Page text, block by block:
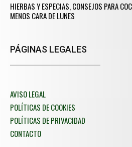
HIERBAS Y ESPECIAS, CONSEJOS PARA
MENOS CARA DE LUNES
PÁGINAS LEGALES
AVISO LEGAL
POLÍTICAS DE COOKIES
POLÍTICAS DE PRIVACIDAD
CONTACTO